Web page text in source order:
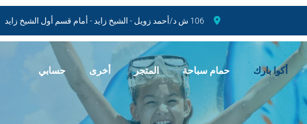
106 ش د/أحمد زويل - الشيخ زايد - أمام قسم أول الشيخ زايد
أكوا بارك حمام سباحة المتجر أخرى حسابي